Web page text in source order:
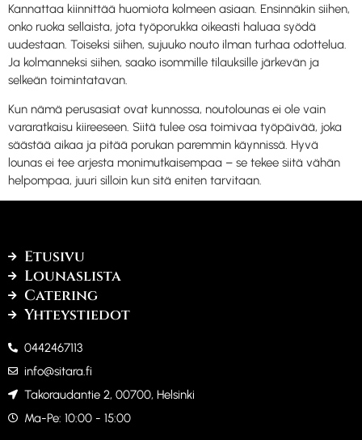
Kannattaa kiinnittää huomiota kolmeen asiaan. Ensinnäkin siihen,
onko ruoka sellaista, jota työporukka oikeasti haluaa syödä
uudestaan. Toiseksi siihen, sujuuko nouto ilman turhaa odottelua.
Ja kolmanneksi siihen, saako isommille tilauksille järkevän ja
selkeän toimintatavan.
Kun nämä perusasiat ovat kunnossa, noutolounas ei ole vain
vararatkaisu kiireeseen. Siitä tulee osa toimivaa työpäivää, joka
säästää aikaa ja pitää porukan paremmin käynnissä. Hyvä
lounas ei tee arjesta monimutkaisempaa – se tekee siitä vähän
helpompaa, juuri silloin kun sitä eniten tarvitaan.
0442467113
info@sitara.fi
Takoraudantie 2, 00700, Helsinki
Ma-Pe: 10:00 - 15:00
Etusivu
Lounaslista
Catering
Yhteystiedot